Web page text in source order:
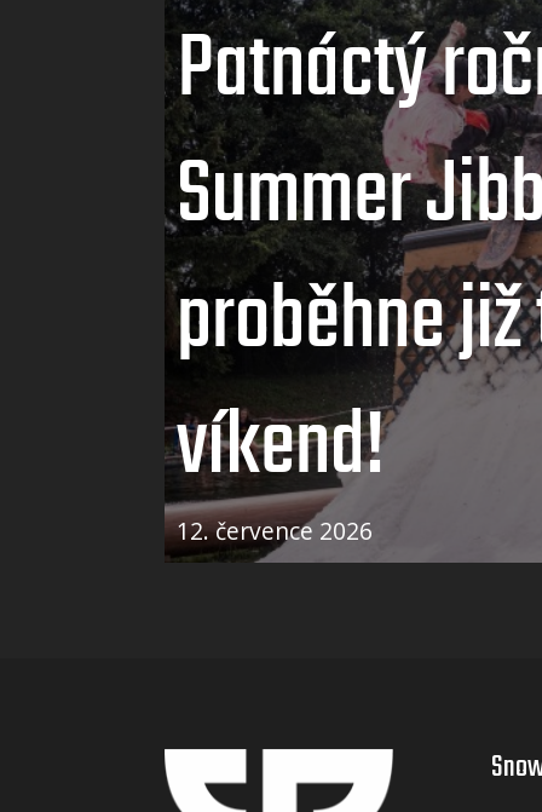
Patnáctý
Summer
proběhne
víkend!
12. července 2026